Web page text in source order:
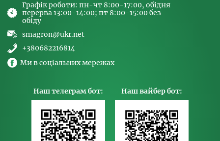
Графік роботи: пн-чт 8:00-17:00, обідня
перерва 13:00-14:00; пт 8:00-15:00 без
обіду
smagron@ukr.net
+380682216814
Ми в соціальних мережах
Наш телеграм бот: Наш вайбер бот: